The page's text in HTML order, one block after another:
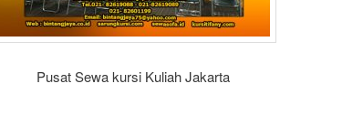
Pusat Sewa kursi Kuliah Jakarta